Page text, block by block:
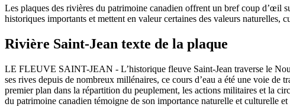
Les plaques des rivières du patrimoine canadien offrent un bref coup d’œil
historiques importants et mettent en valeur certaines des valeurs naturelles,
Rivière Saint-Jean texte de la plaque
LE FLEUVE SAINT-JEAN - L’historique fleuve Saint-Jean traverse le
ses rives depuis de nombreux millénaires, ce cours d’eau a été une voie
premier plan dans la répartition du peuplement, les actions militaires et la
du patrimoine canadien témoigne de son importance naturelle et culturelle